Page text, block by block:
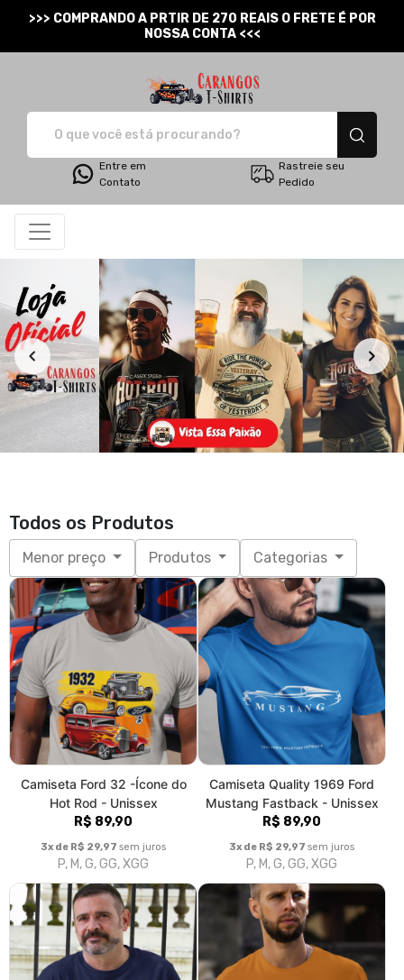
>>> COMPRANDO A PRTIR DE 270 REAIS O FRETE É POR
NOSSA CONTA <<<
Entre em
Contato
Rastreie seu
Pedido
Todos os Produtos
Menor preço Produtos Categorias
Camiseta Ford 32 -Ícone do
Hot Rod - Unissex
R$ 89,90
3x de R$ 29,97
P, M, G, GG, XGG
Camiseta Quality 1969 Ford
Mustang Fastback - Unissex
R$ 89,90
3x de R$ 29,97
P, M, G, GG, XGG
Camiseta Quality Pickup
Chevrolet 3100 "Marta
Rocha" - Unissex
R$ 89,90
Camiseta Quality Opala SS
Amarelo 1980 - Estampa
Frontal - Unissex
R$ 89,90